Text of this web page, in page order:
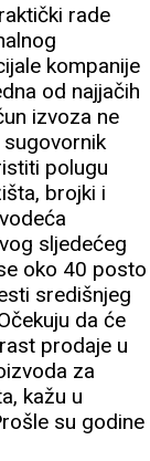
rade
kompanije
od najjačih
izvoza ne
sugovornik
polugu
brojki i
sljedećeg
oko 40 posto
središnjeg
da će
prodaje u
za
kažu u
su godine